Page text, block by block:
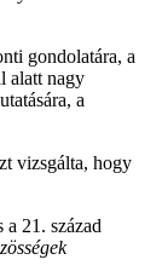
gondolatára, a
alatt nagy
a
vizsgálta, hogy
21. század